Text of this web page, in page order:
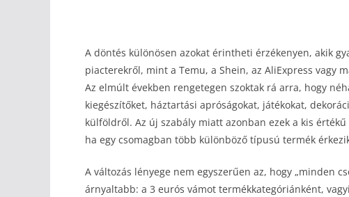
A döntés különösen azokat érintheti érzékenyen, akik
piacterekről, mint a Temu, a Shein, az AliExpress vagy
Az elmúlt években rengetegen szoktak rá arra, hogy
kiegészítőket, háztartási apróságokat, játékokat,
külföldről. Az új szabály miatt azonban ezek a kis
ha egy csomagban több különböző típusú termék
A változás lényege nem egyszerűen az, hogy „minden
árnyaltabb: a 3 eurós vámot termékkategóriánként,